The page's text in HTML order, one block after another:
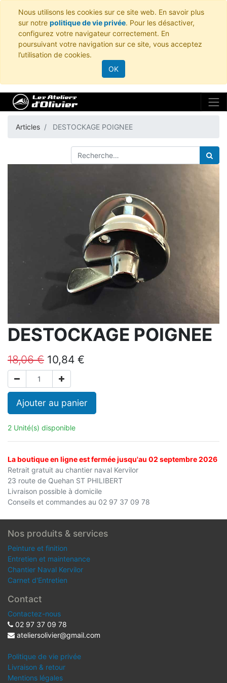
Nous utilisons les cookies sur ce site web. En savoir plus
sur notre politique de vie privée. Pour les désactiver,
configurez votre navigateur correctement. En
poursuivant votre navigation sur ce site, vous acceptez
l’utilisation de cookies.
OK
Articles DESTOCKAGE POIGNEE
DESTOCKAGE POIGNEE
18,06€ 10,84 €
Ajouter au panier
2 Unité(s) disponible
La boutique en ligne est fermée jusqu'au 02 septembre 2026
Retrait gratuit au chantier naval Kervilor
23 route de Quehan ST PHILIBERT
Livraison possible à domicile
Conseils et commandes au 02 97 37 09 78
Nos produits & services
Peinture et finition
Entretien et maintenance
Chantier Naval Kervilor
Carnet d'Entretien
Contact
Contactez-nous
02 97 37 09 78
ateliersolivier@gmail.com
Politique de vie privée
Livraison & retour
Mentions légales